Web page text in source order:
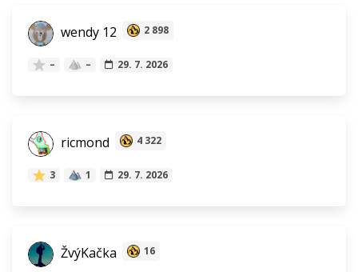
wendy 12 2 898
– – 29. 7. 2026
ricmond 4 322
3 1 29. 7. 2026
ŽvýKačka 16